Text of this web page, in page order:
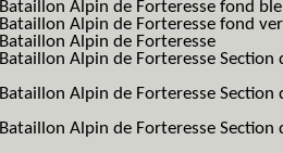
Alpin de Forteresse fond
Alpin de Forteresse fond
Alpin de Forteresse
Alpin de Forteresse
Alpin de Forteresse
Alpin de Forteresse